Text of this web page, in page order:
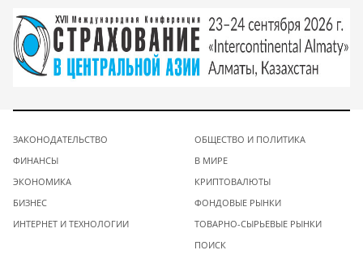
ЗАКОНОДАТЕЛЬСТВО
ФИНАНСЫ
ЭКОНОМИКА
БИЗНЕС
ИНТЕРНЕТ И ТЕХНОЛОГИИ
ОБЩЕСТВО И ПОЛИТИКА
В МИРЕ
КРИПТОВАЛЮТЫ
ФОНДОВЫЕ РЫНКИ
ТОВАРНО-СЫРЬЕВЫЕ РЫНКИ
ПОИСК